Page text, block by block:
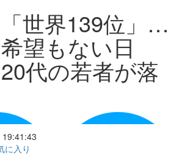
世界139位」…
希望もない日
代の若者が落
に入り